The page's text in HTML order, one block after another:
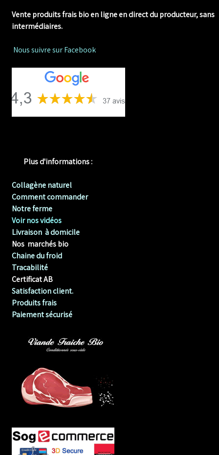
Vente produits frais bio en ligneen direct du producteur, sans
intermédiaires.
Nous suivre sur Facebook
Plus d'informations :
Collagène naturel
Comment commander
Notre ferme
Voir nos vidéos
Livraison à domicile
Nos marchés bio
Chaine du froid
Tracabilité
Certificat AB
Satisfaction client.
Produits frais
Paiement sécurisé